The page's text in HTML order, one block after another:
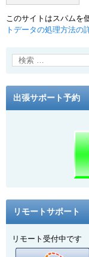
このサイトはスパムを
トデータの処理方法の
出張サポート予約
リモートサポート
リモート受付中です